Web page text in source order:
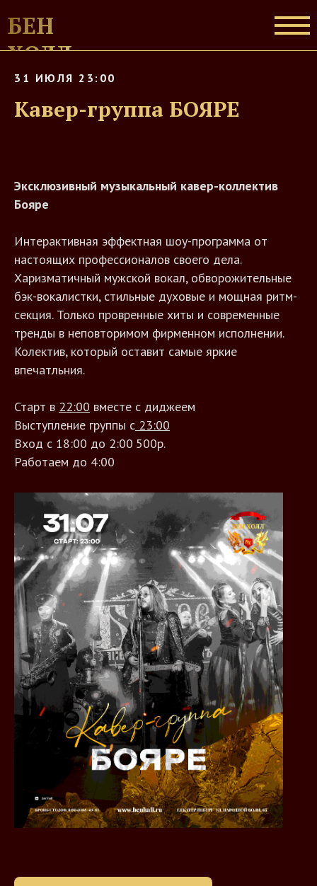
БЕН
ХОЛЛ
31 ИЮЛЯ 23:00
Кавер-группа БОЯРЕ
Эксклюзивный музыкальный кавер-коллектив
Бояре
Интерактивная эффектная шоу-программа от
настоящих профессионалов своего дела.
Харизматичный мужской вокал, обворожительные
бэк-вокалистки, стильные духовые и мощная ритм-
секция. Только провренные хиты и современные
тренды в неповторимом фирменном исполнении.
Колектив, который оставит самые яркие
впечатльния.
Старт в 22:00 вместе с диджеем
Выступление группы с 23:00
Вход с 18:00 до 2:00 500р.
Работаем до 4:00